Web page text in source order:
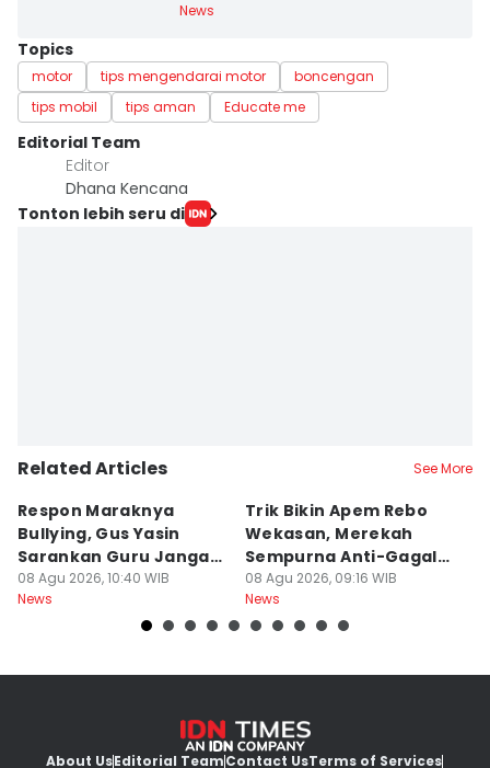
News
Topics
motor tips mengendarai motor
boncengan
tips mobil
tips aman Educate me
Editorial Team
Editor
Dhana Kencana
Tonton lebih seru di
Related Articles See More
Respon Maraknya
Bullying, Gus Yasin
Sarankan Guru Jangan
Bebani Siswa
08 Agu 2026, 10:40 WIB
News
Trik Bikin Apem Rebo
Wekasan, Merekah
Sempurna Anti-Gagal
Pakai Cetakan
Rumahan
08 Agu 2026, 09:16 WIB
News
About UsEditorial TeamContact UsTerms of Services